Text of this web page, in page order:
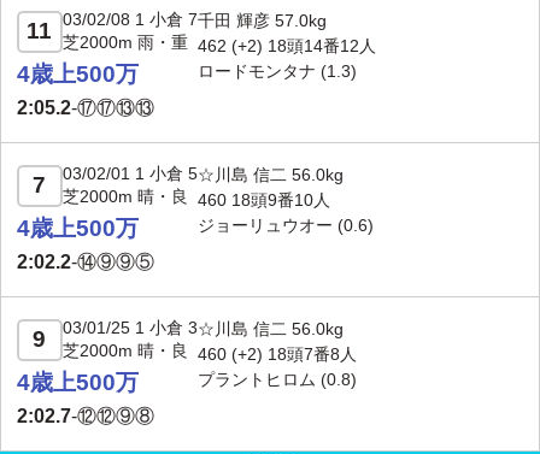
11
03/02/08 1 小倉 7
芝2000m 雨・重
4歳上500万
2:05.2-⑰⑰⑬⑬
千田 輝彦 57.0kg
462 (+2) 18頭14番12人
ロードモンタナ (1.3)
7
03/02/01 1 小倉 5
芝2000m 晴・良
4歳上500万
2:02.2-⑭⑨⑨⑤
☆川島 信二 56.0kg
460 18頭9番10人
ジョーリュウオー (0.6)
9
03/01/25 1 小倉 3
芝2000m 晴・良
4歳上500万
2:02.7-⑫⑫⑨⑧
☆川島 信二 56.0kg
460 (+2) 18頭7番8人
プラントヒロム (0.8)